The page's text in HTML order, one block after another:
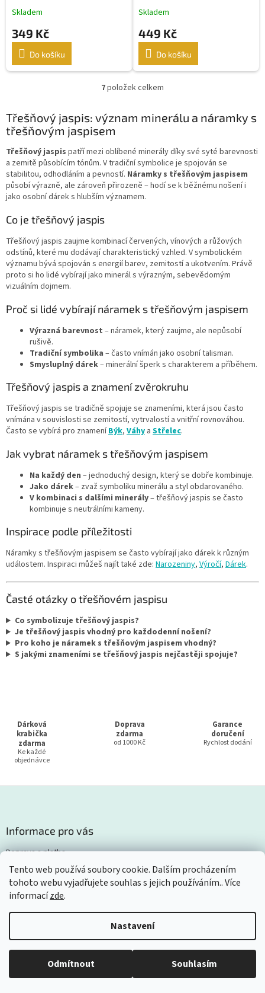
Tento web používá soubory cookie. Dalším procházením
tohoto webu vyjadřujete souhlas s jejich používáním.. Více
informacízde.
Nastavení
Odmítnout Souhlasím
modrého achátu
Skladem
349 Kč
Do košíku
stříbrnými korálky
Skladem
449 Kč
Do košíku
O
l
á
a
c
í
p
r
v
ý
p
i
7položek celkem
Třešňový jaspis: význam minerálu a náramky s
třešňovým jaspisem
Třešňový jaspis patří mezi oblíbené minerály díky své syté barevnosti
a zemitě působícím tónům. V tradiční symbolice je spojován se
stabilitou, odhodláním a pevností. Náramky s třešňovým jaspisem
působí výrazně, ale zároveň přirozeně – hodí se k běžnému nošení i
jako osobní dárek s hlubším významem.
Co je třešňový jaspis
Třešňový jaspis zaujme kombinací červených, vínových a růžových
odstínů, které mu dodávají charakteristický vzhled. V symbolickém
významu bývá spojován s energií barev, zemitostí a ukotvením. Právě
proto si ho lidé vybírají jako minerál s výrazným, sebevědomým
vizuálním dojmem.
Proč si lidé vybírají náramek s třešňovým jaspisem
Výrazná barevnost – náramek, který zaujme, ale nepůsobí
rušivě.
Tradiční symbolika – často vnímán jako osobní talisman.
Smysluplný dárek– minerální šperk s charakterem a příběhem.
Třešňový jaspis a znamení zvěrokruhu
Třešňový jaspis se tradičně spojuje se znameními, která jsou často
vnímána v souvislosti se zemitostí, vytrvalostí a vnitřní rovnováhou.
Často se vybírá pro znameníBýk, Váhy a Střelec.
Jak vybrat náramek s třešňovým jaspisem
Na každý den – jednoduchý design, který se dobře kombinuje.
Jako dárek– zvaž symboliku minerálu a styl obdarovaného.
V kombinaci s dalšími minerály– třešňový jaspis se často
kombinuje s neutrálními kameny.
Inspirace podle příležitosti
Náramky s třešňovým jaspisem se často vybírají jako dárek k různým
událostem. Inspiraci můžeš najít také zde: Narozeniny, Výročí, Dárek.
Časté otázky o třešňovém jaspisu
Co symbolizuje třešňový jaspis?
Je třešňový jaspis vhodný pro každodenní nošení?
Pro koho je náramek s třešňovým jaspisem vhodný?
S jakými znameními se třešňový jaspis nejčastěji spojuje?
Dárková
krabička
zdarma
Ke každé
objednávce
Doprava
zdarma
od 1000 Kč
Garance
doručení
Rychlost dodání
í
Informace pro vás
Doprava a platba
Kontakty
Obchodní podmínky
Podmínky ochrany osobních údajů
Reklamace a vrácení zboží
FAQ's - často kladené otázky